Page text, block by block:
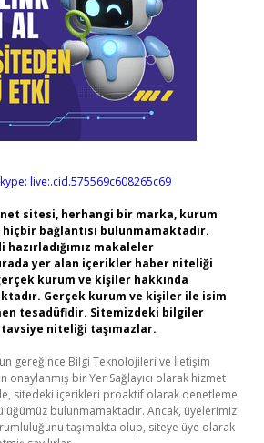
live:.cid.575569c608265c69
sitesi, herhangi bir marka, kurum
bağlantısı bulunmamaktadır.
hazırladığımız makaleler
yer alan içerikler haber niteliği
kurum ve kişiler hakkında
Gerçek kurum ve kişiler ile isim
tesadüfidir. Sitemizdeki bilgiler
niteliği taşımazlar.
gereğince Bilgi Teknolojileri ve İletişim
onaylanmış bir Yer Sağlayıcı olarak hizmet
sitedeki içerikleri proaktif olarak denetleme
bulunmamaktadır. Ancak, üyelerimiz
taşımakta olup, siteye üye olarak